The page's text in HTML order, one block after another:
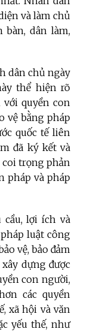
và làm chủ
bàn, dân làm,
dân chủ ngày
thể hiện rõ
với quyền con
vệ bằng pháp
quốc tế liên
đã ký kết và
coi trọng phản
pháp và pháp
cầu, lợi ích và
luật công
vệ, bảo đảm
dựng được
con người,
các quyền
xã hội và văn
yếu thế, như